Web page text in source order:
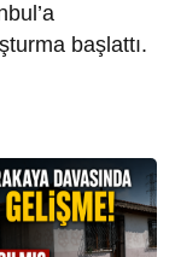
başlattı.